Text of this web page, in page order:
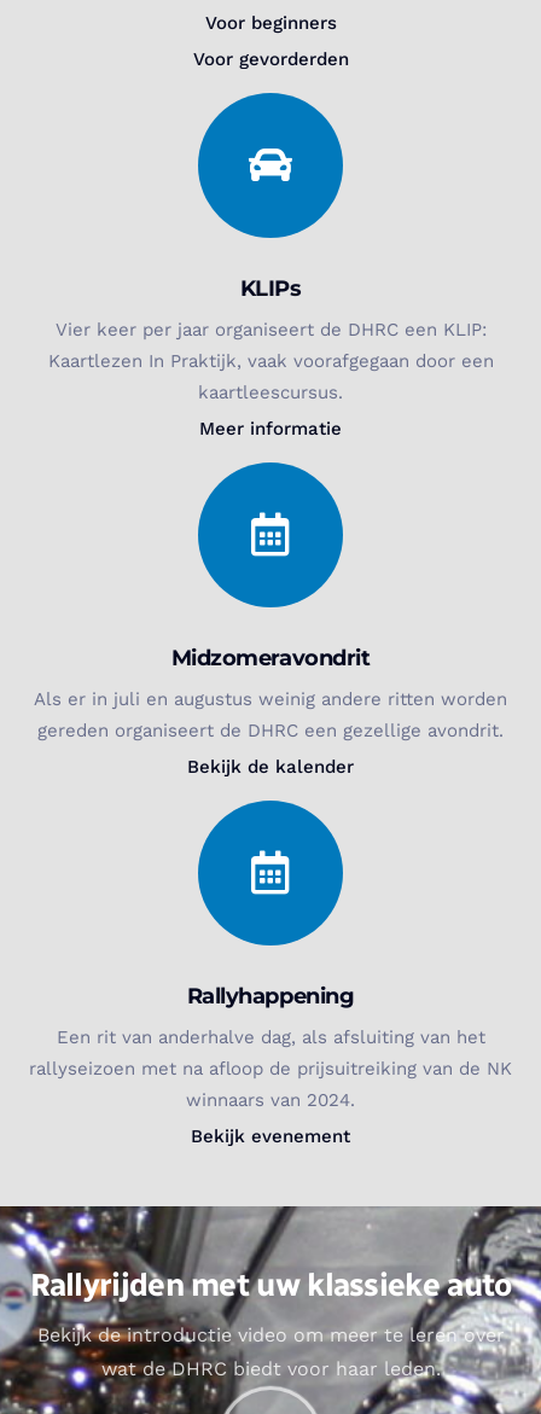
Voor beginners
Voor gevorderden
KLIPs
Vier keer per jaar organiseert de DHRC een KLIP:
Kaartlezen In Praktijk, vaak voorafgegaan door een
kaartleescursus.
Meer informatie
Midzomeravondrit
Als er in juli en augustus weinig andere ritten worden
gereden organiseert de DHRC een gezellige avondrit.
Bekijk de kalender
Rallyhappening
Een rit van anderhalve dag, als afsluiting van het
rallyseizoen met na afloop de prijsuitreiking van de NK
winnaars van 2024.
Bekijk evenement
Rallyrijden met uw klassieke auto
Bekijk de introductie video om meer te leren over
wat de DHRC biedt voor haar leden.